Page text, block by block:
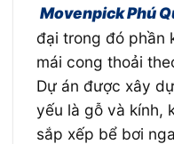
Movenpick Phú
đại trong đó phần
mái cong thoải
Dự án được xây
yếu là gỗ và kính,
sắp xếp bể bơi